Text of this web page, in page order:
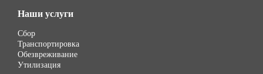
Наши услуги
Сбор
Транспортировка
Обезвреживание
Утилизация